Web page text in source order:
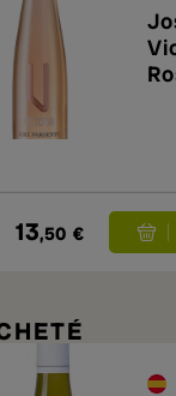
13,50 €